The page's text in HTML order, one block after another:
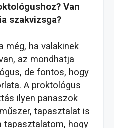
Van
szakvizsga?
még, ha valakinek
az mondhatja
de fontos, hogy
A proktológus
ilyen panaszok
tapasztalat is
tapasztalatom, hogy